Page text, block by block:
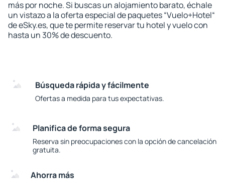
más por noche. Si buscas un alojamiento barato, échale
un vistazo a la oferta especial de paquetes “Vuelo+Hotel“
de eSky.es, que te permite reservar tu hotel y vuelo con
hasta un 30% de descuento.
Búsqueda rápida y fácilmente
Ofertas a medida para tus expectativas.
Planifica de forma segura
Reserva sin preocupaciones con la opción de cancelación
gratuita.
Ahorra más